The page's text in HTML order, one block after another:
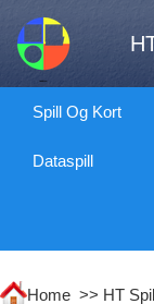
Spill Og Kort
Dataspill
Home >> HT